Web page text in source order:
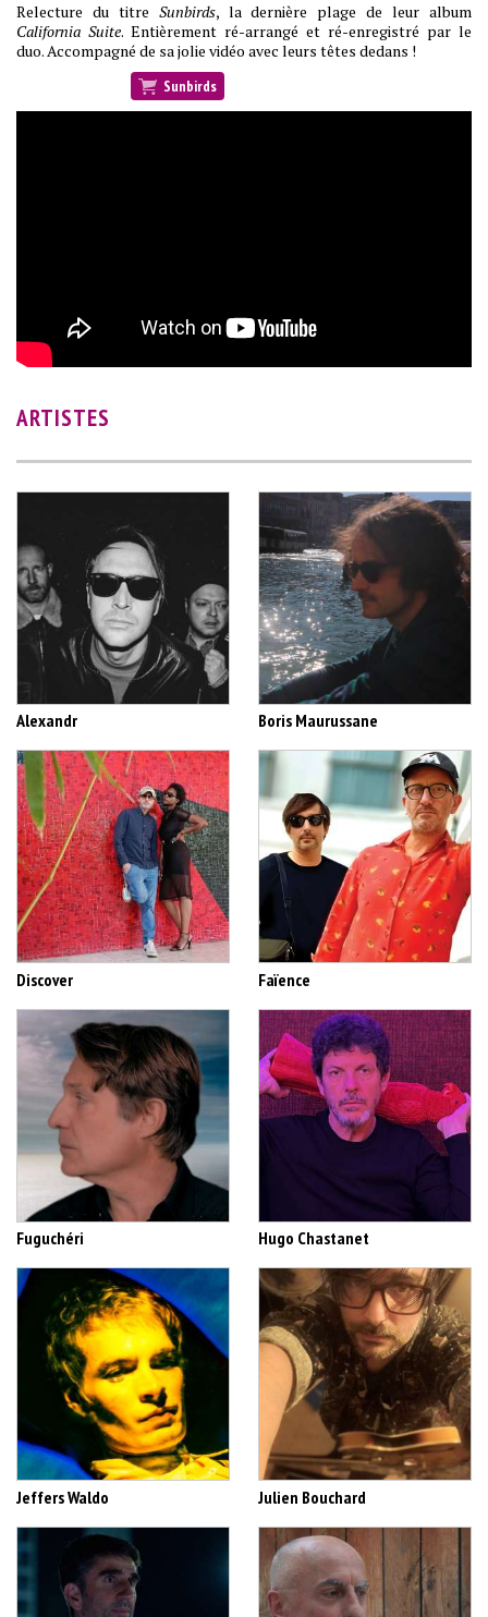
Relecture du titre Sunbirds, la dernière plage de leur album
California Suite. Entièrement ré-arrangé et ré-enregistré par le
duo. Accompagné de sa jolie vidéo avec leurs têtes dedans !
Sunbirds
ARTISTES
Alexandr Boris Maurussane
Discover Faïence
Fuguchéri Hugo Chastanet
Jeffers Waldo Julien Bouchard